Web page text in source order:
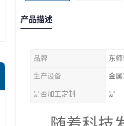
产品描述
品牌 东
生产设备 金属
是否加工定制 是